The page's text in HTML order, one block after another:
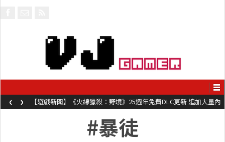
【遊戲新聞】《火線獵殺：野境》25週年免費DLC更新 追加大量內
容同時系舊作限時超平價折扣
‹ ›
#暴徒